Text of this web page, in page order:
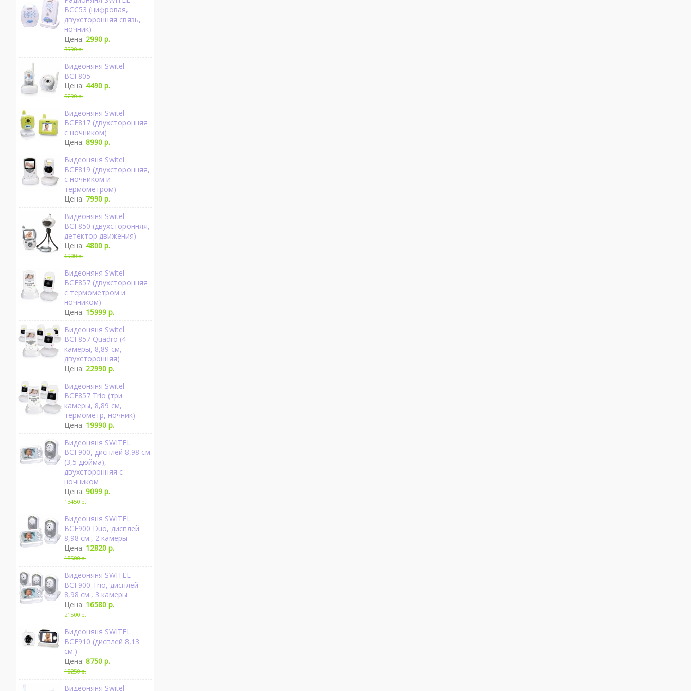
BCC53 (цифровая,
двухсторонняя связь,
ночник)
Цена: 2990 р.
3990 р.
Видеоняня Switel
BCF805
Цена: 4490 р.
5290 р.
Видеоняня Switel
BCF817 (двухсторонняя
с ночником)
Цена: 8990 р.
Видеоняня Switel
BCF819 (двухсторонняя,
с ночником и
термометром)
Цена: 7990 р.
Видеоняня Switel
BCF850 (двухсторонняя,
детектор движения)
Цена: 4800 р.
6900 р.
Видеоняня Switel
BCF857 (двухсторонняя
с термометром и
ночником)
Цена: 15999 р.
Видеоняня Switel
BCF857 Quadro (4
камеры, 8,89 см,
двухсторонняя)
Цена: 22990 р.
Видеоняня Switel
BCF857 Trio (три
камеры, 8,89 см,
термометр, ночник)
Цена: 19990 р.
Видеоняня SWITEL
BCF900, дисплей 8,98 см.
(3,5 дюйма),
двухсторонняя с
ночником
Цена: 9099 р.
13450 р.
Видеоняня SWITEL
BCF900 Duo, дисплей
8,98 см., 2 камеры
Цена: 12820 р.
18500 р.
Видеоняня SWITEL
BCF900 Trio, дисплей
8,98 см., 3 камеры
Цена: 16580 р.
21500 р.
Видеоняня SWITEL
BCF910 (дисплей 8,13
см.)
Цена: 8750 р.
10250 р.
Видеоняня Switel